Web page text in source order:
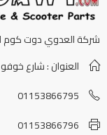
شركة العدوي دوت كوم
العنوان : شارع
01153866795
01153866796